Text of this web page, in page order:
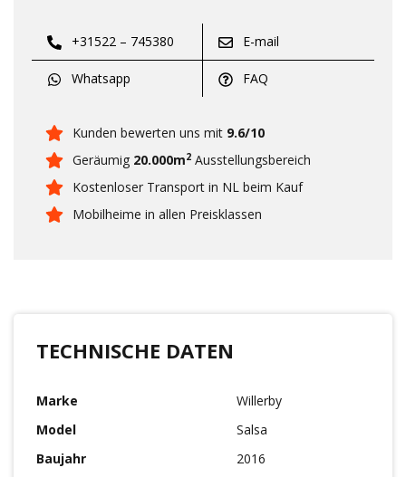
+31522 – 745380 E-mail
Whatsapp FAQ
Kunden bewerten uns mit 9.6/10
Geräumig 20.000m2 Ausstellungsbereich
Kostenloser Transport in NL beim Kauf
Mobilheime in allen Preisklassen
TECHNISCHE DATEN
Marke
Willerby
Model
Salsa
Baujahr
2016